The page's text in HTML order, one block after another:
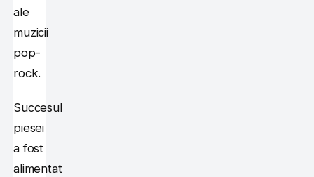
ale
muzicii
pop-
rock.
Succesul
piesei
a fost
alimentat